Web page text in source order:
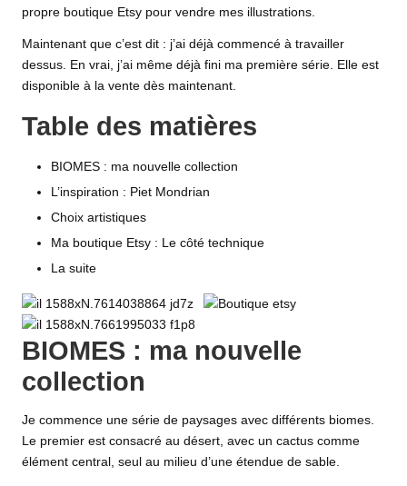
propre boutique Etsy pour vendre mes illustrations.
Maintenant que c’est dit : j’ai déjà commencé à travailler
dessus. En vrai, j’ai même déjà fini ma première série. Elle est
disponible à la vente dès maintenant.
Table des matières
BIOMES : ma nouvelle collection
L’inspiration : Piet Mondrian
Choix artistiques
Ma boutique Etsy : Le côté technique
La suite
BIOMES : ma nouvelle
collection
Je commence une série de paysages avec différents biomes.
Le premier est consacré au désert, avec un cactus comme
élément central, seul au milieu d’une étendue de sable.